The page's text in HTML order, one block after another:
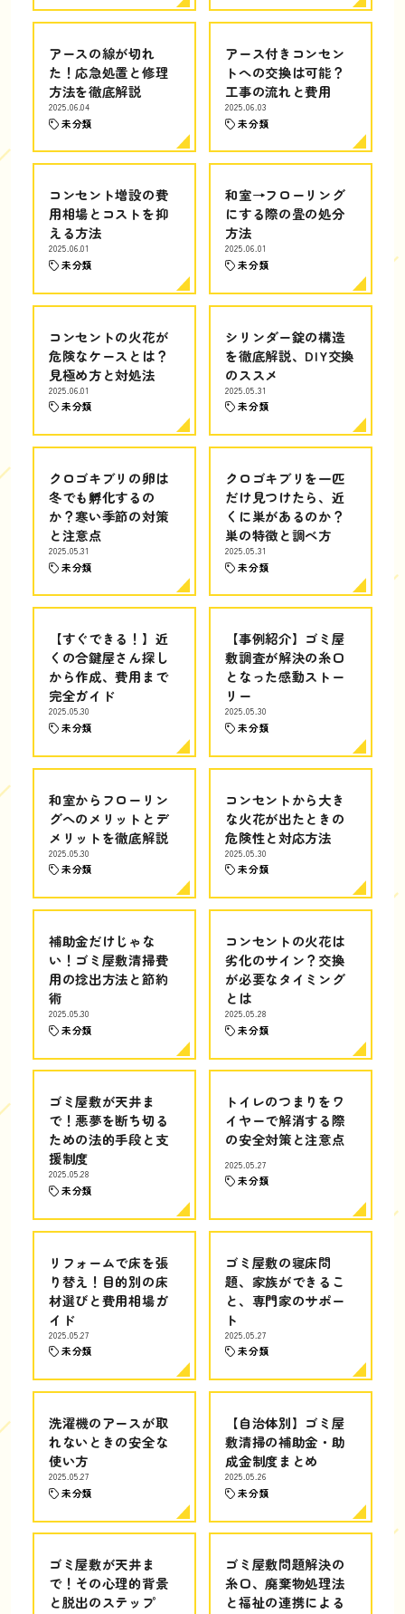
アースの線が切れ
た！応急処置と修理
方法を徹底解説
2025.06.04
未分類
アース付きコンセン
トへの交換は可能？
工事の流れと費用
2025.06.03
未分類
コンセント増設の費
用相場とコストを抑
える方法
2025.06.01
未分類
和室→フローリング
にする際の畳の処分
方法
2025.06.01
未分類
コンセントの火花が
危険なケースとは？
見極め方と対処法
2025.06.01
未分類
シリンダー錠の構造
を徹底解説、DIY交換
のススメ
2025.05.31
未分類
クロゴキブリの卵は
冬でも孵化するの
か？寒い季節の対策
と注意点
2025.05.31
未分類
クロゴキブリを一匹
だけ見つけたら、近
くに巣があるのか？
巣の特徴と調べ方
2025.05.31
未分類
【すぐできる！】近
くの合鍵屋さん探し
から作成、費用まで
完全ガイド
2025.05.30
未分類
【事例紹介】ゴミ屋
敷調査が解決の糸口
となった感動ストー
リー
2025.05.30
未分類
和室からフローリン
グへのメリットとデ
メリットを徹底解説
2025.05.30
未分類
コンセントから大き
な火花が出たときの
危険性と対応方法
2025.05.30
未分類
補助金だけじゃな
い！ゴミ屋敷清掃費
用の捻出方法と節約
術
2025.05.30
未分類
コンセントの火花は
劣化のサイン？交換
が必要なタイミング
とは
2025.05.28
未分類
ゴミ屋敷が天井ま
で！悪夢を断ち切る
ための法的手段と支
援制度
2025.05.28
未分類
トイレのつまりをワ
イヤーで解消する際
の安全対策と注意点
2025.05.27
未分類
リフォームで床を張
り替え！目的別の床
材選びと費用相場ガ
イド
2025.05.27
未分類
ゴミ屋敷の寝床問
題、家族ができるこ
と、専門家のサポー
ト
2025.05.27
未分類
洗濯機のアースが取
れないときの安全な
使い方
2025.05.27
未分類
【自治体別】ゴミ屋
敷清掃の補助金・助
成金制度まとめ
2025.05.26
未分類
ゴミ屋敷が天井ま
で！その心理的背景
と脱出のステップ
ゴミ屋敷問題解決の
糸口、廃棄物処理法
と福祉の連携による